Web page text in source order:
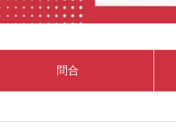
問合